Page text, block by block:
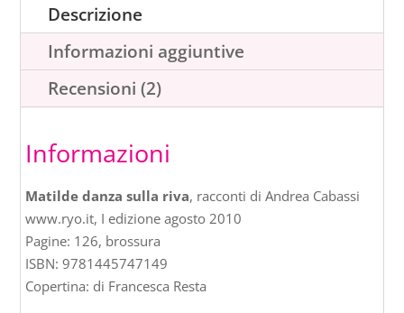
Descrizione
Informazioni aggiuntive
Recensioni (2)
Informazioni
Matilde danza sulla riva, racconti di Andrea Cabassi
www.ryo.it, I edizione agosto 2010
Pagine: 126, brossura
ISBN: 9781445747149
Copertina: di Francesca Resta